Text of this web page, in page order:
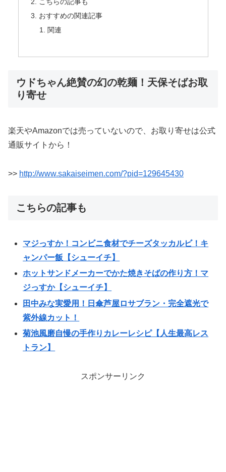
こちらの記事も
おすすめの関連記事
関連
ウドちゃん絶賛の幻の乾麺！天保そばお取
り寄せ
楽天やAmazonでは売っていないので、お取り寄せは公式
通販サイトから！
>> http://www.sakaiseimen.com/?pid=129645430
こちらの記事も
マジっすか！コンビニ食材でチーズタッカルビ！キ
ャンパー飯【シューイチ】
ホットサンドメーカーでかた焼きそばの作り方！マ
ジっすか【シューイチ】
田中みな実愛用！日傘芦屋ロサブラン・完全遮光で
紫外線カット！
菊池風磨自慢の手作りカレーレシピ【人生最高レス
トラン】
スポンサーリンク